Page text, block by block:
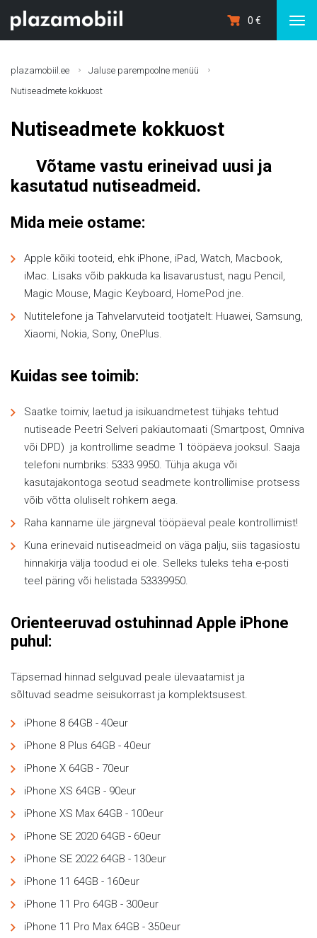
0 €
plazamobiil.ee
Jaluse parempoolne menüü
Nutiseadmete kokkuost
Nutiseadmete kokkuost
Võtame vastu erineivad uusi ja
kasutatud nutiseadmeid.
Mida meie ostame:
Apple kõiki tooteid, ehk iPhone, iPad, Watch, Macbook,
iMac. Lisaks võib pakkuda ka lisavarustust, nagu Pencil,
Magic Mouse, Magic Keyboard, HomePod jne.
Nutitelefone ja Tahvelarvuteid tootjatelt: Huawei, Samsung,
Xiaomi, Nokia, Sony, OnePlus.
Kuidas see toimib:
Saatke toimiv, laetud ja isikuandmetest tühjaks tehtud
nutiseade Peetri Selveri pakiautomaati (Smartpost, Omniva
või DPD) ja kontrollime seadme 1 tööpäeva jooksul. Saaja
telefoni numbriks: 5333 9950. Tühja akuga või
kasutajakontoga seotud seadmete kontrollimise protsess
võib võtta oluliselt rohkem aega.
Raha kanname üle järgneval tööpäeval peale kontrollimist!
Kuna erinevaid nutiseadmeid on väga palju, siis tagasiostu
hinnakirja välja toodud ei ole. Selleks tuleks teha e-posti
teel päring või helistada 53339950.
Orienteeruvad ostuhinnad Apple iPhone
puhul:
Täpsemad hinnad selguvad peale ülevaatamist ja
sõltuvad seadme seisukorrast ja komplektsusest.
iPhone 8 64GB - 40eur
iPhone 8 Plus 64GB - 40eur
iPhone X 64GB - 70eur
iPhone XS 64GB - 90eur
iPhone XS Max 64GB - 100eur
iPhone SE 2020 64GB - 60eur
iPhone SE 2022 64GB - 130eur
iPhone 11 64GB - 160eur
iPhone 11 Pro 64GB - 300eur
iPhone 11 Pro Max 64GB - 350eur